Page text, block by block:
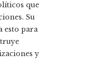
que
Su
esto para
y